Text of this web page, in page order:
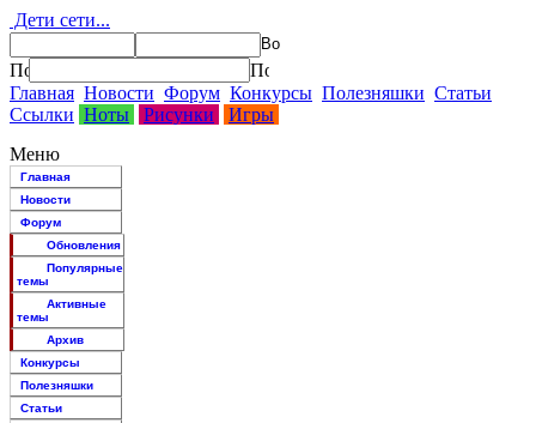
Дети сети...
Главная Новости Форум Конкурсы Полезняшки Статьи
Ссылки Ноты Рисунки
Игры
Меню
Главная
Новости
Форум
Обновления
Популярные
темы
Активные
темы
Архив
Конкурсы
Полезняшки
Статьи